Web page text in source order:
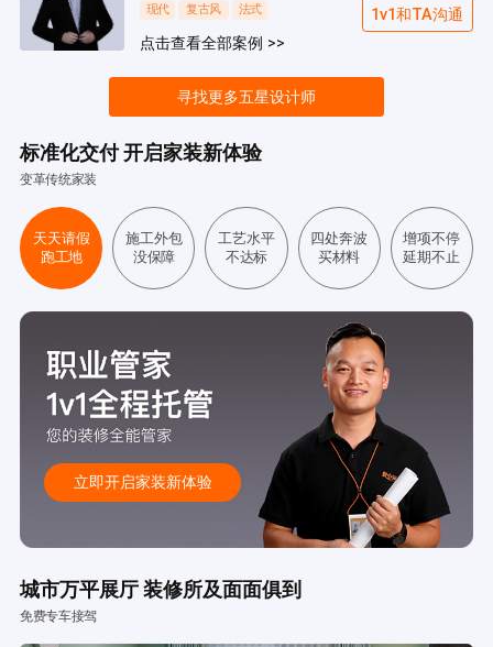
现代 复古风 法式
点击查看全部案例 >>
1v1和TA沟通
寻找更多五星设计师
标准化交付 开启家装新体验
变革传统家装
天天请假
跑工地
施工外包
没保障
工艺水平
不达标
四处奔波
买材料
增项不停
延期不止
立即开启家装新体验
城市万平展厅 装修所及面面俱到
免费专车接驾